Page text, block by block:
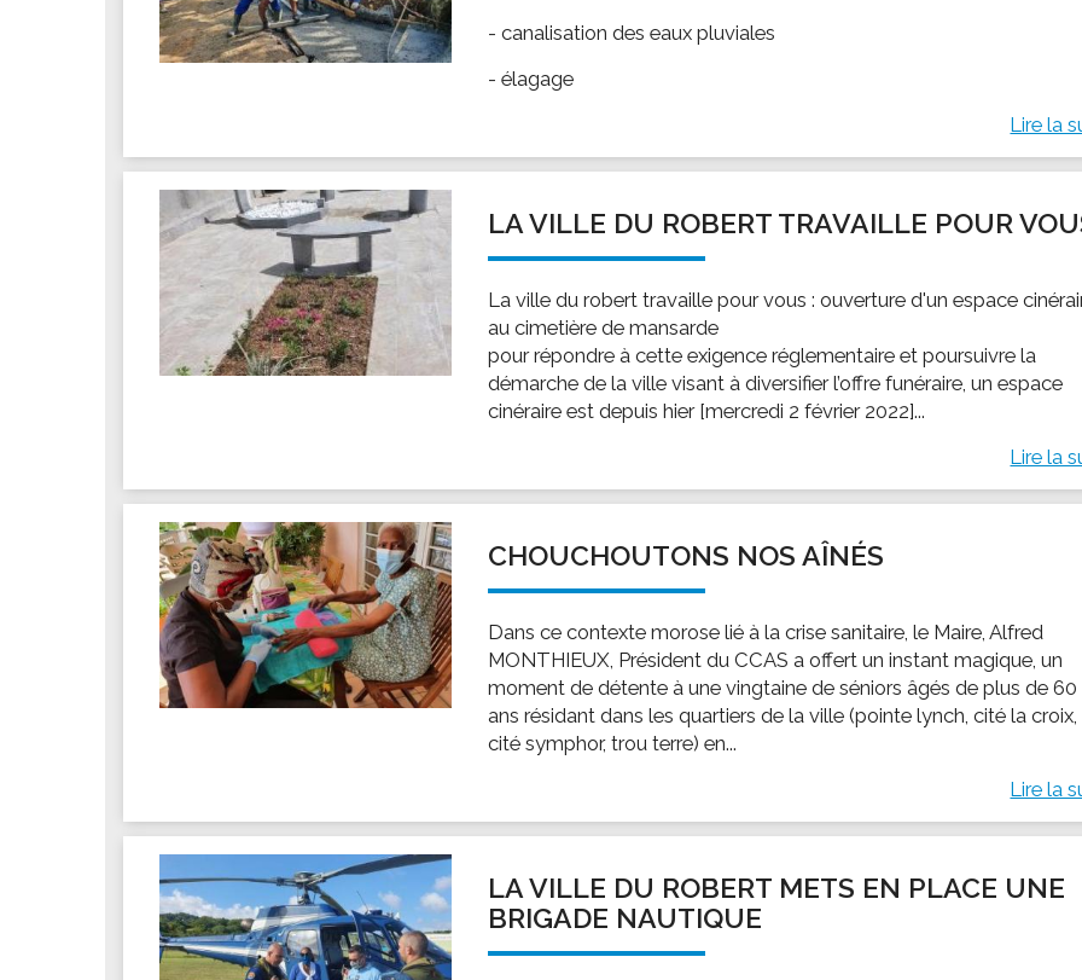
- canalisation des eaux pluviales
- élagage
Lire la
LA VILLE DU ROBERT TRAVAILLE POUR
La ville du robert travaille pour vous : ouverture d'un espace
au cimetière de mansarde
pour répondre à cette exigence réglementaire et poursuivre la
démarche de la ville visant à diversifier l’offre funéraire, un espace
cinéraire est depuis hier [mercredi 2 février 2022]...
Lire la
CHOUCHOUTONS NOS AÎNÉS
Dans ce contexte morose lié à la crise sanitaire, le Maire, Alfred
MONTHIEUX, Président du CCAS a offert un instant magique, un
moment de détente à une vingtaine de séniors âgés de plus de 60
ans résidant dans les quartiers de la ville (pointe lynch, cité la croix,
cité symphor, trou terre) en...
Lire la
LA VILLE DU ROBERT METS EN PLACE UNE
BRIGADE NAUTIQUE